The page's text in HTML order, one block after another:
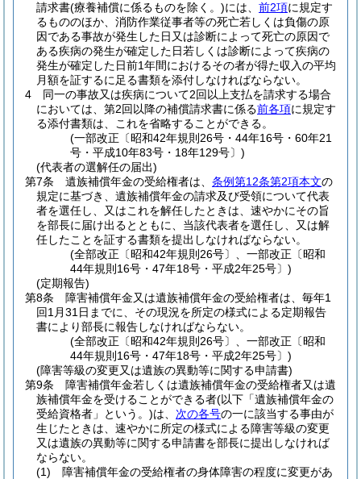
請求書(療養補償に係るものを除く。)には、 前2項に規定す
るもののほか、消防作業従事者等の死亡若しくは負傷の原
因である事故が発生した日又は診断によって死亡の原因で
ある疾病の発生が確定した日若しくは診断によって疾病の
発生が確定した日前1年間におけるその者が得た収入の平均
月額を証するに足る書類を添付しなければならない。
4
同一の事故又は疾病について2回以上支払を請求する場合
においては、第2回以降の補償請求書に係る前各項に規定す
る添付書類は、これを省略することができる。
(一部改正〔昭和42年規則26号・44年16号・60年21
号・平成10年83号・18年129号〕)
(代表者の選解任の届出)
第7条
遺族補償年金の受給権者は、 条例第12条第2項本文の
規定に基づき、遺族補償年金の請求及び受領について代表
者を選任し、又はこれを解任したときは、速やかにその旨
を部長に届け出るとともに、当該代表者を選任し、又は解
任したことを証する書類を提出しなければならない。
(全部改正〔昭和42年規則26号〕、一部改正〔昭和
44年規則16号・47年18号・平成2年25号〕)
(定期報告)
第8条
障害補償年金又は遺族補償年金の受給権者は、毎年1
回1月31日までに、その現況を所定の様式による定期報告
書により部長に報告しなければならない。
(全部改正〔昭和42年規則26号〕、一部改正〔昭和
44年規則16号・47年18号・平成2年25号〕)
(障害等級の変更又は遺族の異動等に関する申請書)
第9条
障害補償年金若しくは遺族補償年金の受給権者又は遺
族補償年金を受けることができる者(以下「遺族補償年金の
受給資格者」という。)は、 次の各号の一に該当する事由が
生じたときは、速やかに所定の様式による障害等級の変更
又は遺族の異動等に関する申請書を部長に提出しなければ
ならない。
(1)
障害補償年金の受給権者の身体障害の程度に変更があ